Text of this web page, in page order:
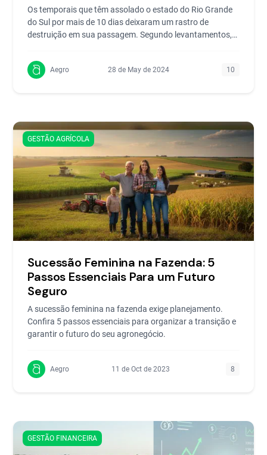
Os temporais que têm assolado o estado do Rio Grande
do Sul por mais de 10 dias deixaram um rastro de
destruição em sua passagem. Segundo levantamentos,
Aegro 28 de May de 2024 10
GESTÃO AGRÍCOLA
Sucessão Feminina na Fazenda: 5
Passos Essenciais Para um Futuro
Seguro
A sucessão feminina na fazenda exige planejamento.
Confira 5 passos essenciais para organizar a transição e
garantir o futuro do seu agronegócio.
Aegro 11 de Oct de 2023 8
GESTÃO FINANCEIRA